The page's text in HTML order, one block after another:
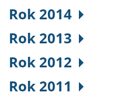
Rok 2014
Rok 2013
Rok 2012
Rok 2011